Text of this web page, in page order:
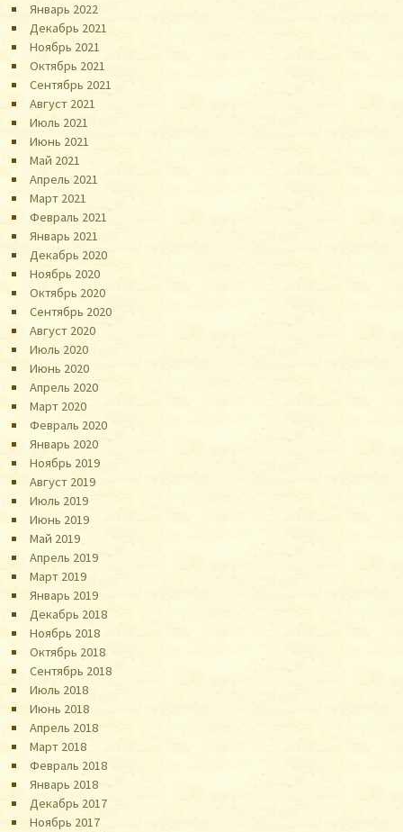
Январь 2022
Декабрь 2021
Ноябрь 2021
Октябрь 2021
Сентябрь 2021
Август 2021
Июль 2021
Июнь 2021
Май 2021
Апрель 2021
Март 2021
Февраль 2021
Январь 2021
Декабрь 2020
Ноябрь 2020
Октябрь 2020
Сентябрь 2020
Август 2020
Июль 2020
Июнь 2020
Апрель 2020
Март 2020
Февраль 2020
Январь 2020
Ноябрь 2019
Август 2019
Июль 2019
Июнь 2019
Май 2019
Апрель 2019
Март 2019
Январь 2019
Декабрь 2018
Ноябрь 2018
Октябрь 2018
Сентябрь 2018
Июль 2018
Июнь 2018
Апрель 2018
Март 2018
Февраль 2018
Январь 2018
Декабрь 2017
Ноябрь 2017